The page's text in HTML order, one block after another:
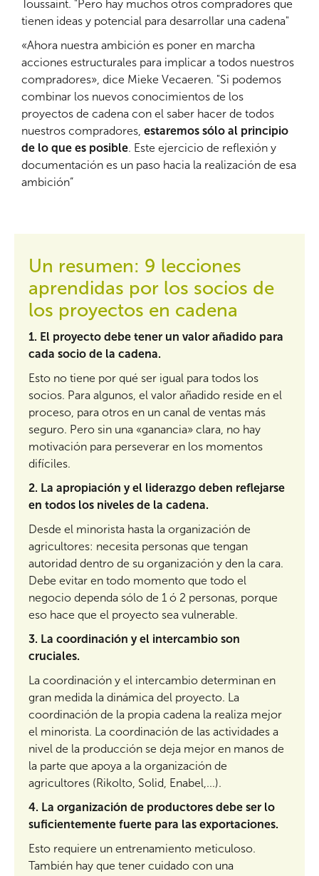
Toussaint. "Pero hay muchos otros compradores que
tienen ideas y potencial para desarrollar una cadena"
«Ahora nuestra ambición es poner en marcha
acciones estructurales para implicar a todos nuestros
compradores», dice Mieke Vecaeren. "Si podemos
combinar los nuevos conocimientos de los
proyectos de cadena con el saber hacer de todos
nuestros compradores, estaremos sólo al principio
de lo que es posible. Este ejercicio de reflexión y
documentación es un paso hacia la realización de esa
ambición”
Un resumen: 9 lecciones
aprendidas por los socios de
los proyectos en cadena
1. El proyecto debe tener un valor añadido para
cada socio de la cadena.
Esto no tiene por qué ser igual para todos los
socios. Para algunos, el valor añadido reside en el
proceso, para otros en un canal de ventas más
seguro. Pero sin una «ganancia» clara, no hay
motivación para perseverar en los momentos
difíciles.
2. La apropiación y el liderazgo deben reflejarse
en todos los niveles de la cadena.
Desde el minorista hasta la organización de
agricultores: necesita personas que tengan
autoridad dentro de su organización y den la cara.
Debe evitar en todo momento que todo el
negocio dependa sólo de 1 ó 2 personas, porque
eso hace que el proyecto sea vulnerable.
3. La coordinación y el intercambio son
cruciales.
La coordinación y el intercambio determinan en
gran medida la dinámica del proyecto. La
coordinación de la propia cadena la realiza mejor
el minorista. La coordinación de las actividades a
nivel de la producción se deja mejor en manos de
la parte que apoya a la organización de
agricultores (Rikolto, Solid, Enabel,...).
4. La organización de productores debe ser lo
suficientemente fuerte para las exportaciones.
Esto requiere un entrenamiento meticuloso.
También hay que tener cuidado con una